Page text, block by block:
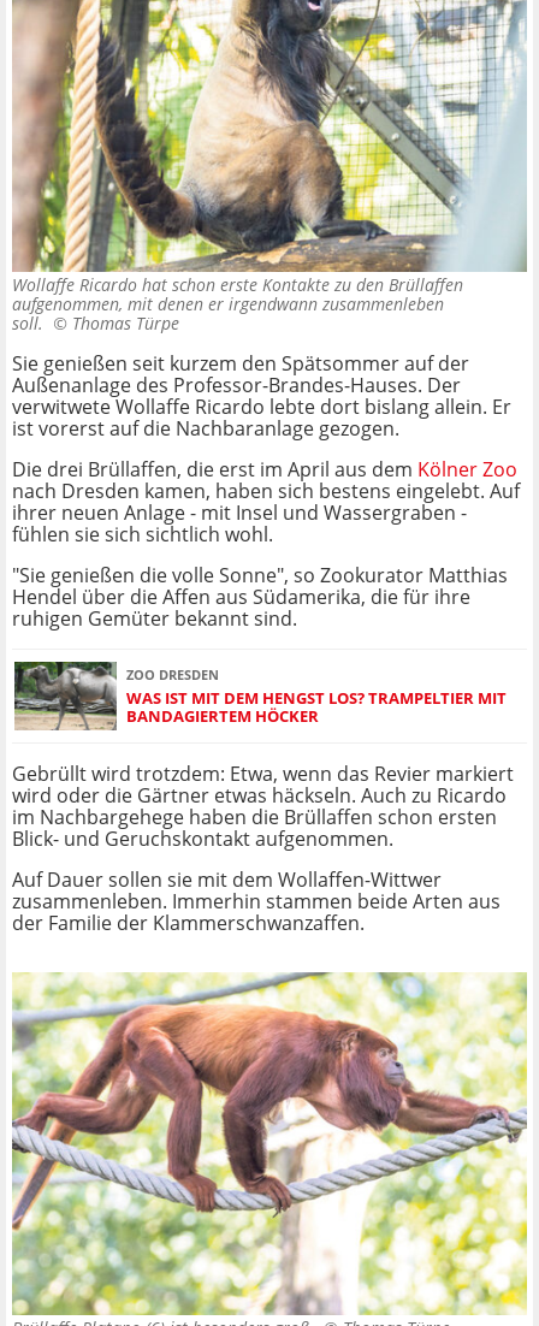
Wollaffe Ricardo hat schon erste Kontakte zu den Brüllaffen
aufgenommen, mit denen er irgendwann zusammenleben
soll. © Thomas Türpe
Sie genießen seit kurzem den Spätsommer auf der
Außenanlage des Professor-Brandes-Hauses. Der
verwitwete Wollaffe Ricardo lebte dort bislang allein. Er
ist vorerst auf die Nachbaranlage gezogen.
Die drei Brüllaffen, die erst im April aus dem Kölner Zoo
nach Dresden kamen, haben sich bestens eingelebt. Auf
ihrer neuen Anlage - mit Insel und Wassergraben -
fühlen sie sich sichtlich wohl.
"Sie genießen die volle Sonne", so Zookurator Matthias
Hendel über die Affen aus Südamerika, die für ihre
ruhigen Gemüter bekannt sind.
ZOO DRESDEN
WAS IST MIT DEM HENGST LOS? TRAMPELTIER MIT
BANDAGIERTEM HÖCKER
Gebrüllt wird trotzdem: Etwa, wenn das Revier markiert
wird oder die Gärtner etwas häckseln. Auch zu Ricardo
im Nachbargehege haben die Brüllaffen schon ersten
Blick- und Geruchskontakt aufgenommen.
Auf Dauer sollen sie mit dem Wollaffen-Wittwer
zusammenleben. Immerhin stammen beide Arten aus
der Familie der Klammerschwanzaffen.